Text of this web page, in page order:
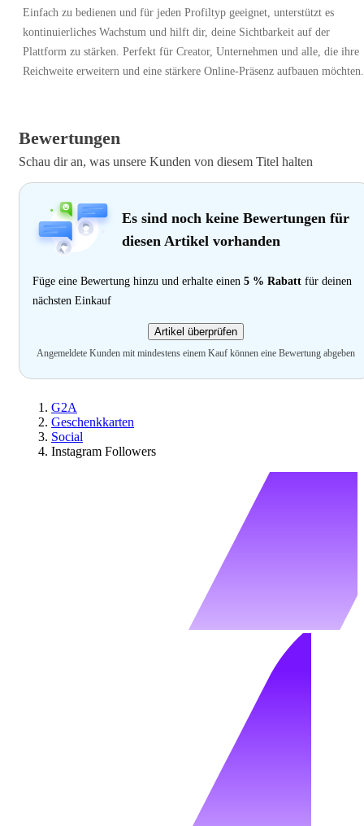
Einfach zu bedienen und für jeden Profiltyp geeignet, unterstützt es
kontinuierliches Wachstum und hilft dir, deine Sichtbarkeit auf der
Plattform zu stärken. Perfekt für Creator, Unternehmen und alle, die ihre
Reichweite erweitern und eine stärkere Online-Präsenz aufbauen möchten.
Bewertungen
Schau dir an, was unsere Kunden von diesem Titel halten
Es sind noch keine Bewertungen für
diesen Artikel vorhanden
Füge eine Bewertung hinzu und erhalte einen 5 % Rabatt für deinen
nächsten Einkauf
Artikel überprüfen
Angemeldete Kunden mit mindestens einem Kauf können eine Bewertung abgeben
G2A
Geschenkkarten
Social
Instagram Followers